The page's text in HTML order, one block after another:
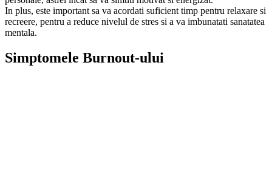
In plus, este important sa va acordati suficient timp pentru relaxare si
recreere, pentru a reduce nivelul de stres si a va imbunatati sanatatea
mentala.
Simptomele Burnout-ului